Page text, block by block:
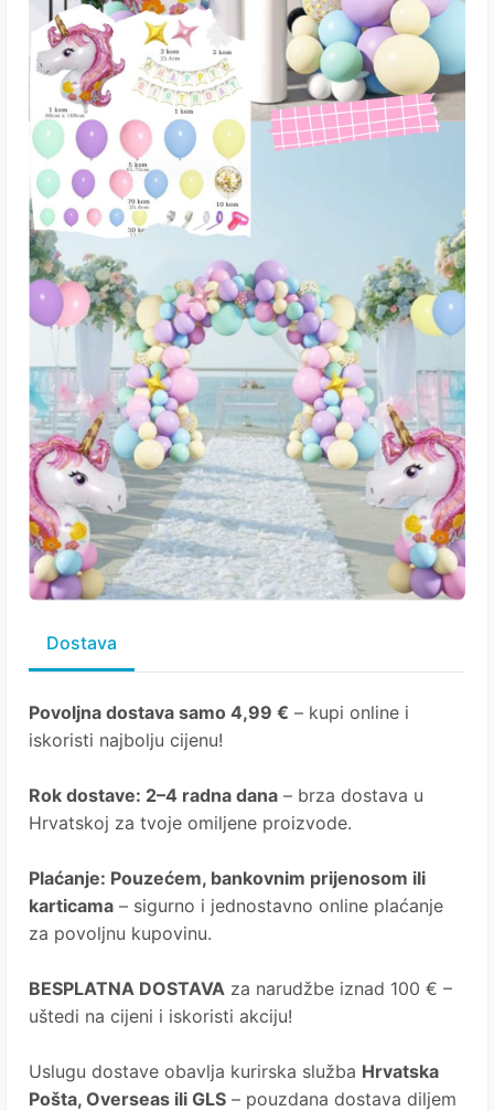
Dostava
Povoljna dostava samo 4,99 € – kupi online i
iskoristi najbolju cijenu!
Rok dostave: 2–4 radna dana – brza dostava u
Hrvatskoj za tvoje omiljene proizvode.
Plaćanje: Pouzećem, bankovnim prijenosom ili
karticama – sigurno i jednostavno online plaćanje
za povoljnu kupovinu.
BESPLATNA DOSTAVA za narudžbe iznad 100 € –
uštedi na cijeni i iskoristi akciju!
Uslugu dostave obavlja kurirska služba Hrvatska
Pošta, Overseas ili GLS – pouzdana dostava diljem